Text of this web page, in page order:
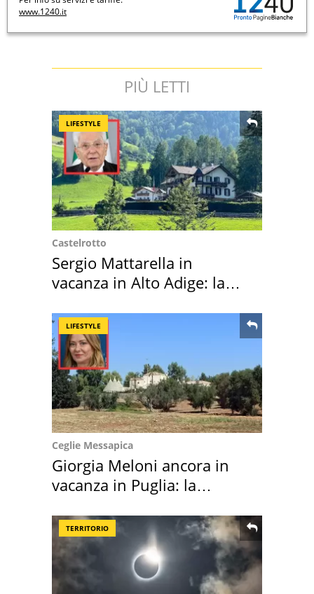
www.1240.it
PIÙ LETTI
LIFESTYLE
Castelrotto
Sergio Mattarella in
vacanza in Alto Adige: la
LIFESTYLE
Ceglie Messapica
Giorgia Meloni ancora in
vacanza in Puglia: la
TERRITORIO